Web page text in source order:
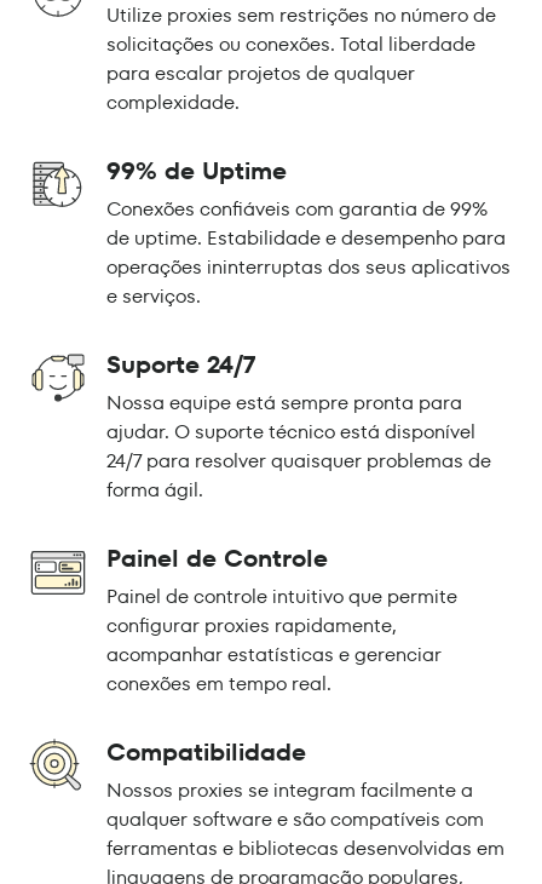
Utilize proxies sem restrições no número de
solicitações ou conexões. Total liberdade
para escalar projetos de qualquer
complexidade.
99% de Uptime
Conexões confiáveis com garantia de 99%
de uptime. Estabilidade e desempenho para
operações ininterruptas dos seus aplicativos
e serviços.
Suporte 24/7
Nossa equipe está sempre pronta para
ajudar. O suporte técnico está disponível
24/7 para resolver quaisquer problemas de
forma ágil.
Painel de Controle
Painel de controle intuitivo que permite
configurar proxies rapidamente,
acompanhar estatísticas e gerenciar
conexões em tempo real.
Compatibilidade
Nossos proxies se integram facilmente a
qualquer software e são compatíveis com
ferramentas e bibliotecas desenvolvidas em
linguagens de programação populares,